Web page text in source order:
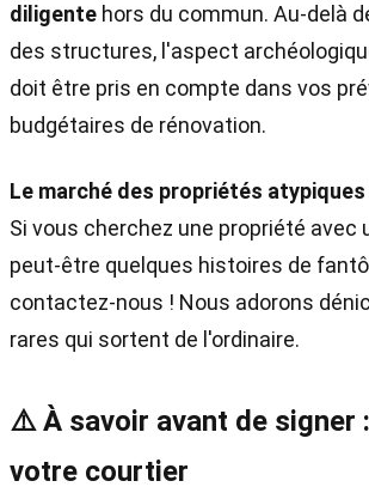
diligente hors du commun. Au-delà
des structures, l'aspect
doit être pris en compte dans vos
budgétaires de rénovation.
Le marché des propriétés
Si vous cherchez une propriété avec
peut-être quelques histoires de
contactez-nous ! Nous adorons
rares qui sortent de l'ordinaire.
⚠️ À savoir avant de signer
votre courtier